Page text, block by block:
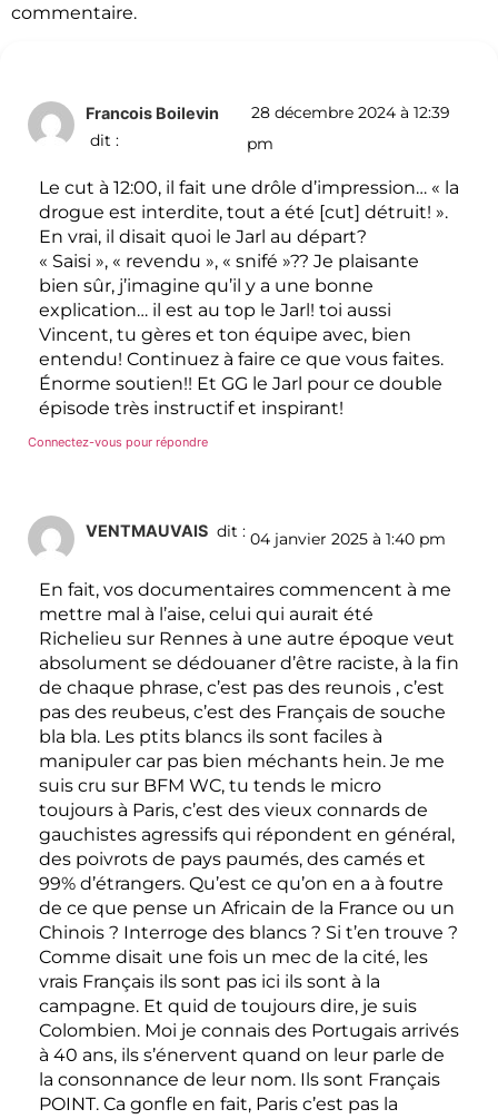
Francois Boilevin
dit :
28 décembre 2024 à 12:39
pm
Le cut à 12:00, il fait une drôle d’impression… « la
drogue est interdite, tout a été [cut] détruit! ».
En vrai, il disait quoi le Jarl au départ?
« Saisi », « revendu », « snifé »?? Je plaisante
bien sûr, j’imagine qu’il y a une bonne
explication… il est au top le Jarl! toi aussi
Vincent, tu gères et ton équipe avec, bien
entendu! Continuez à faire ce que vous faites.
Énorme soutien!! Et GG le Jarl pour ce double
épisode très instructif et inspirant!
Connectez-vous pour répondre
VENTMAUVAIS dit : 04 janvier 2025 à 1:40 pm
En fait, vos documentaires commencent à me
mettre mal à l’aise, celui qui aurait été
Richelieu sur Rennes à une autre époque veut
absolument se dédouaner d’être raciste, à la fin
de chaque phrase, c’est pas des reunois , c’est
pas des reubeus, c’est des Français de souche
bla bla. Les ptits blancs ils sont faciles à
manipuler car pas bien méchants hein. Je me
suis cru sur BFM WC, tu tends le micro
toujours à Paris, c’est des vieux connards de
gauchistes agressifs qui répondent en général,
des poivrots de pays paumés, des camés et
99% d’étrangers. Qu’est ce qu’on en a à foutre
de ce que pense un Africain de la France ou un
Chinois ? Interroge des blancs ? Si t’en trouve ?
Comme disait une fois un mec de la cité, les
vrais Français ils sont pas ici ils sont à la
campagne. Et quid de toujours dire, je suis
Colombien. Moi je connais des Portugais arrivés
à 40 ans, ils s’énervent quand on leur parle de
la consonnance de leur nom. Ils sont Français
POINT. Ca gonfle en fait, Paris c’est pas la
commentaire.